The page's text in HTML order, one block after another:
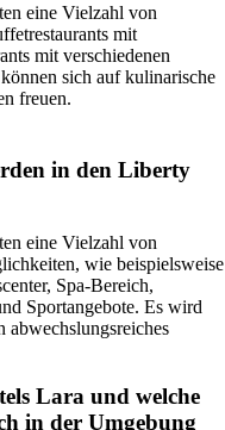
eine Vielzahl von
mit
mit verschiedenen
sich auf kulinarische
freuen.
in den Liberty
eine Vielzahl von
wie beispielsweise
Spa-Bereich,
Sportangebote. Es wird
abwechslungsreiches
Lara und welche
in der Umgebung